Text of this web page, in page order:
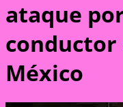
ataque
conductor
México